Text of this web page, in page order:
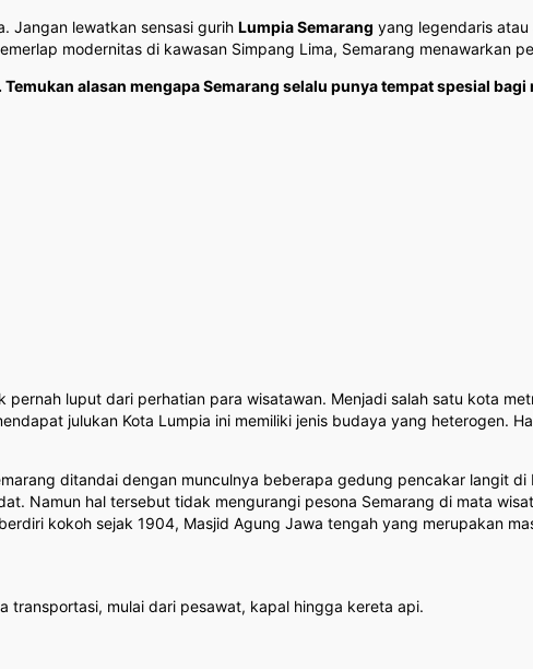
Jangan lewatkan sensasi gurih Lumpia Semarang yang legendaris atau
modernitas di kawasan Simpang Lima, Semarang menawarkan
alasan mengapa Semarang selalu punya tempat spesial
luput dari perhatian para wisatawan. Menjadi salah satu kota
julukan Kota Lumpia ini memiliki jenis budaya yang heterogen.
ditandai dengan munculnya beberapa gedung pencakar langit
Namun hal tersebut tidak mengurangi pesona Semarang di mata
kokoh sejak 1904, Masjid Agung Jawa tengah yang merupakan
transportasi, mulai dari pesawat, kapal hingga kereta api.